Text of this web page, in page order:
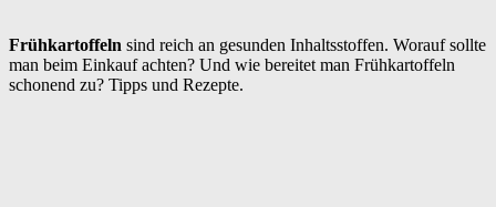
Frühkartoffeln sind reich an gesunden Inhaltsstoffen. Worauf sollte
man beim Einkauf achten? Und wie bereitet man Frühkartoffeln
schonend zu? Tipps und Rezepte.